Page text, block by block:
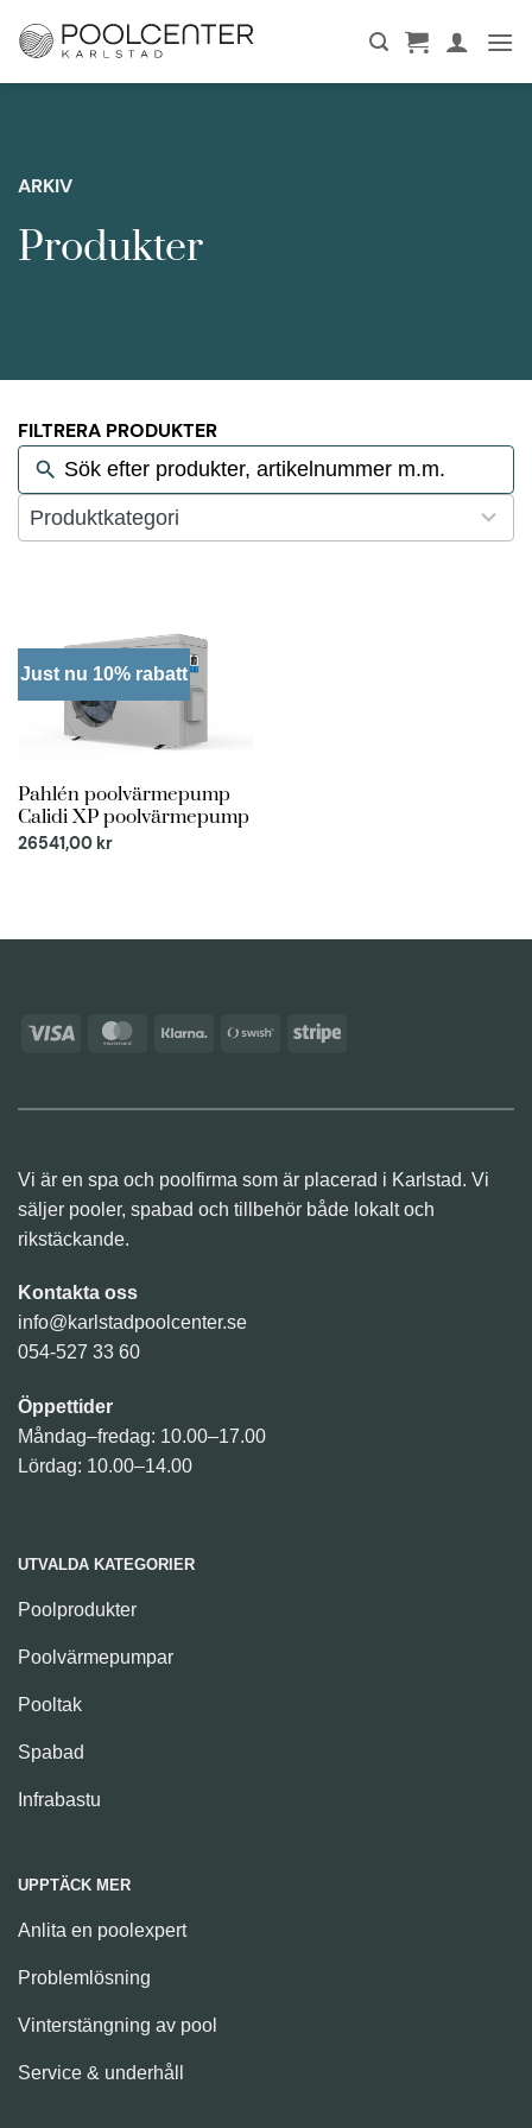
ARKIV
Produkter
FILTRERA PRODUKTER
Produktkategori
124
results
Just nu 10% rabatt
Pahlén poolvärmepump
Calidi XP poolvärmepump
26541,00 kr
Visa MasterCardKlarna Swish
Stripe
Vi är en spa och poolfirma som är placerad i Karlstad. Vi
säljer pooler, spabad och tillbehör både lokalt och
rikstäckande.
Kontakta oss
info@karlstadpoolcenter.se
054-527 33 60
Öppettider
Måndag–fredag: 10.00–17.00
Lördag: 10.00–14.00
UTVALDA KATEGORIER
Poolprodukter
Poolvärmepumpar
Pooltak
Spabad
Infrabastu
UPPTÄCK MER
Anlita en poolexpert
Problemlösning
Vinterstängning av pool
Service & underhåll